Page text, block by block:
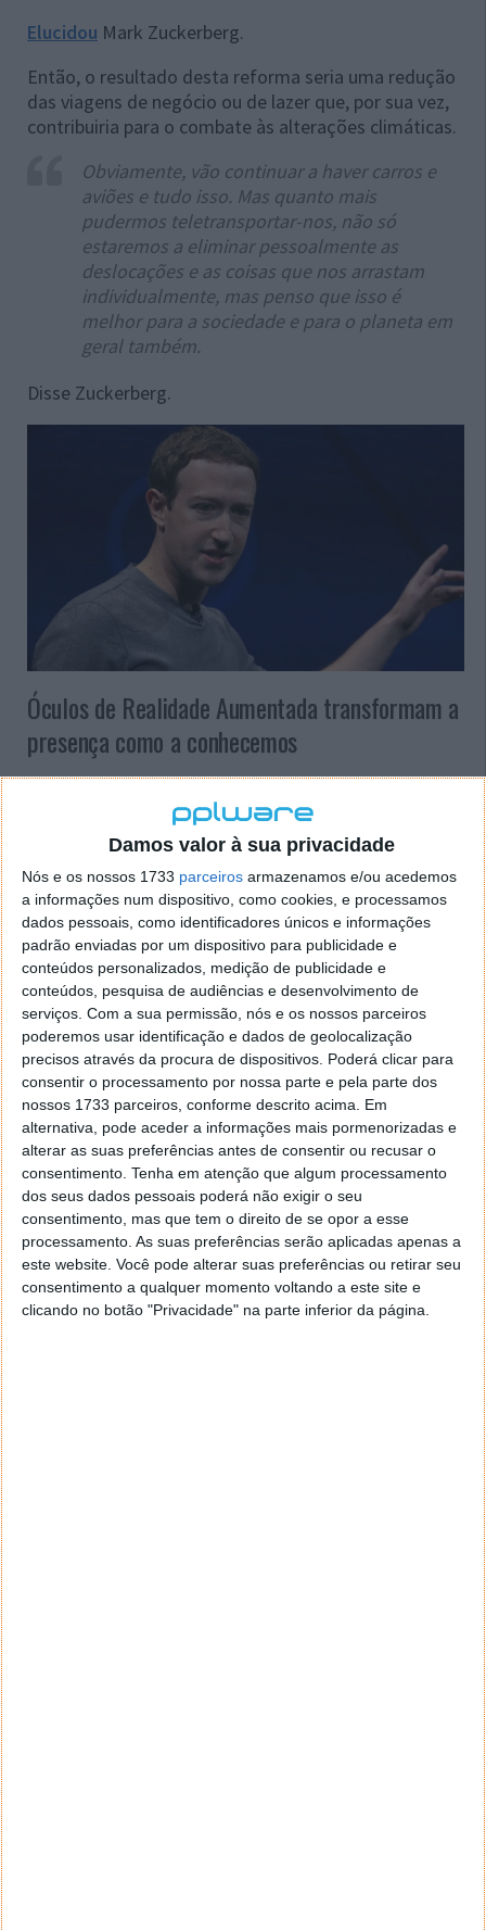
Damos valor à sua privacidade
Nós e os nossos 1733 parceiros armazenamos e/ou acedemos
a informações num dispositivo, como cookies, e processamos
dados pessoais, como identificadores únicos e informações
padrão enviadas por um dispositivo para publicidade e
conteúdos personalizados, medição de publicidade e
conteúdos, pesquisa de audiências e desenvolvimento de
serviços. Com a sua permissão, nós e os nossos parceiros
poderemos usar identificação e dados de geolocalização
precisos através da procura de dispositivos. Poderá clicar para
consentir o processamento por nossa parte e pela parte dos
nossos 1733 parceiros, conforme descrito acima. Em
alternativa, pode aceder a informações mais pormenorizadas e
alterar as suas preferências antes de consentir ou recusar o
consentimento. Tenha em atenção que algum processamento
dos seus dados pessoais poderá não exigir o seu
consentimento, mas que tem o direito de se opor a esse
processamento. As suas preferências serão aplicadas apenas a
este website. Você pode alterar suas preferências ou retirar seu
consentimento a qualquer momento voltando a este site e
clicando no botão "Privacidade" na parte inferior da página.
Elucidou Mark Zuckerberg.
Então, o resultado desta reforma seria uma redução
das viagens de negócio ou de lazer que, por sua vez,
contribuiria para o combate às alterações climáticas.
Obviamente, vão continuar a haver carros e
aviões e tudo isso. Mas quanto mais
pudermos teletransportar-nos, não só
estaremos a eliminar pessoalmente as
deslocações e as coisas que nos arrastam
individualmente, mas penso que isso é
melhor para a sociedade e para o planeta em
geral também.
Disse Zuckerberg.
Óculos de Realidade Aumentada transformam a
presença como a conhecemos
O CEO visiona uns óculos, aparentemente normais,
mas que são, na realidade, alimentados por
computador. Este exibe conteúdo paralelamente ao
mundo real, através de ecrãs transparentes.
Para Zuckerberg, uma das vantagens do
teletransporte alimentado por RA é a redução/
anulação do tempo perdido em viagens e
deslocações. Assim, indo ao encontro da rapidez a
que corre a vida moderna, um trabalhador poderia
viver numa ponta do mundo e trabalhar na outra,
teletransportando-se.
As pessoas vão apenas querer talvez viajar um
pouco menos no futuro e fazê-lo de forma
mais eficiente, e ser capazes de ir a lugares
sem ter de fazer a viagem ou de deslocar-se
no tempo.
Explicou o CEO do Facebook.
A saber, grandes empresas de tecnologia, como a
Apple, Google e Microsoft, estão a trabalhar em